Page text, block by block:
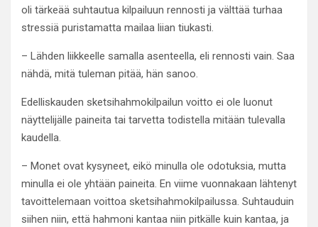
oli tärkeää suhtautua kilpailuun rennosti ja välttää turhaa
stressiä puristamatta mailaa liian tiukasti.
– Lähden liikkeelle samalla asenteella, eli rennosti vain. Saa
nähdä, mitä tuleman pitää, hän sanoo.
Edelliskauden sketsihahmokilpailun voitto ei ole luonut
näyttelijälle paineita tai tarvetta todistella mitään tulevalla
kaudella.
– Monet ovat kysyneet, eikö minulla ole odotuksia, mutta
minulla ei ole yhtään paineita. En viime vuonnakaan lähtenyt
tavoittelemaan voittoa sketsihahmokilpailussa. Suhtauduin
siihen niin, että hahmoni kantaa niin pitkälle kuin kantaa, ja